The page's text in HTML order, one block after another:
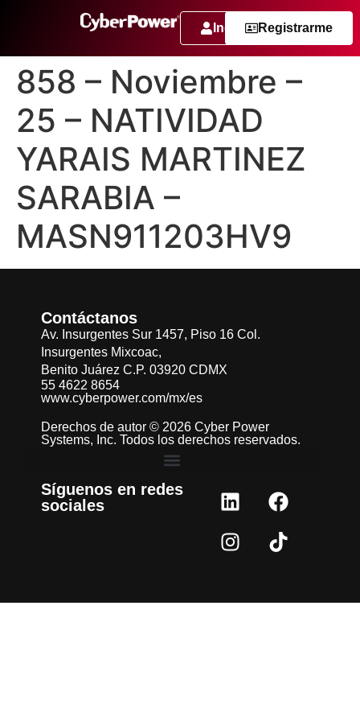
IngresarRegistrarme
858 – Noviembre –
25 – NATIVIDAD
YARAIS MARTINEZ
SARABIA –
MASN911203HV9
Contáctanos
Av. Insurgentes Sur 1457, Piso 16 Col.
Insurgentes Mixcoac,
Benito Juárez C.P. 03920 CDMX
55 4622 8654
www.cyberpower.com/mx/es
Derechos de autor © 2026 Cyber Power
Systems, Inc. Todos los derechos reservados.
Síguenos en redes
sociales